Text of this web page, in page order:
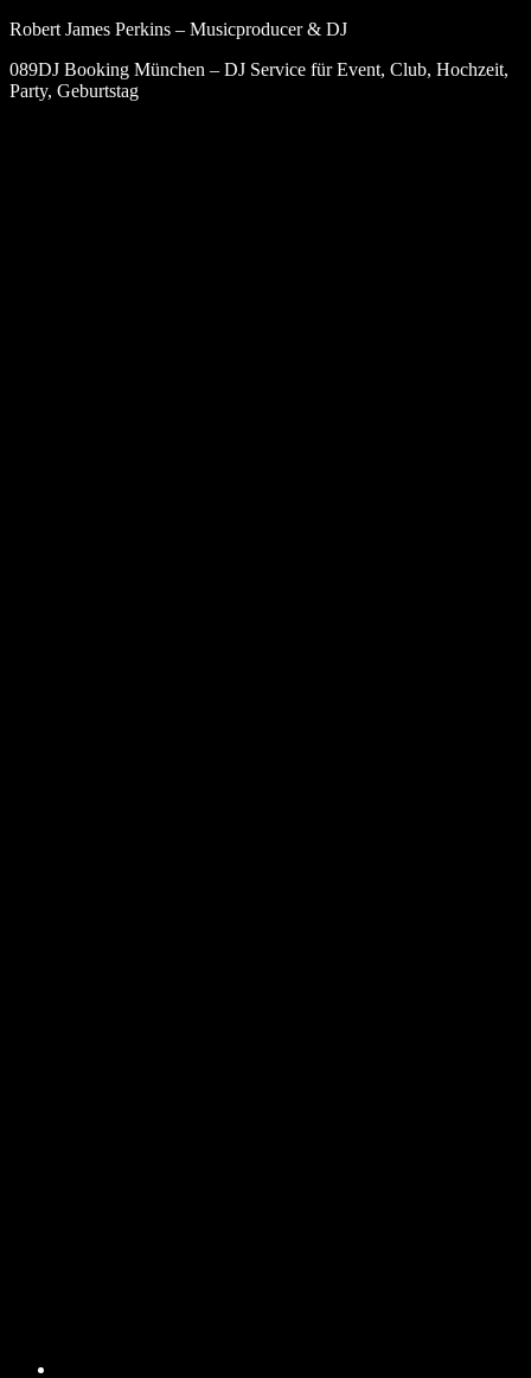
Robert James Perkins – Musicproducer & DJ
089DJ Booking München – DJ Service für Event, Club, Hochzeit,
Party, Geburtstag